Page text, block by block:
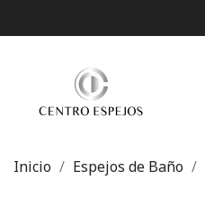
Inicio Espejos de Baño